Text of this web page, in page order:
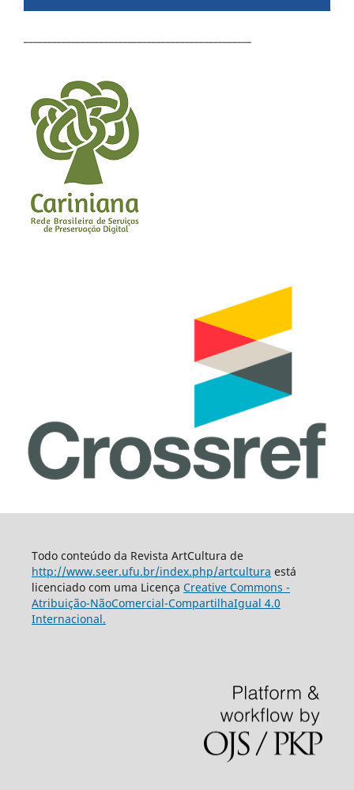
Todo conteúdo da Revista ArtCultura de
http://www.seer.ufu.br/index.php/artcultura está
licenciado com uma Licença Creative Commons -
Atribuição-NãoComercial-CompartilhaIgual 4.0
Internacional.